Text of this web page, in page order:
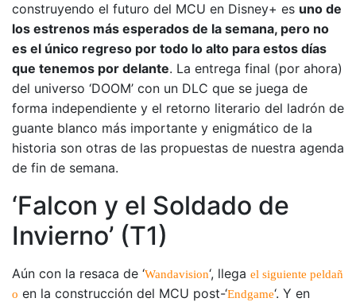
construyendo el futuro del MCU en Disney+ es uno de
los estrenos más esperados de la semana, pero no
es el único regreso por todo lo alto para estos días
que tenemos por delante. La entrega final (por ahora)
del universo ‘DOOM’ con un DLC que se juega de
forma independiente y el retorno literario del ladrón de
guante blanco más importante y enigmático de la
historia son otras de las propuestas de nuestra agenda
de fin de semana.
‘Falcon y el Soldado de
Invierno’ (T1)
Aún con la resaca de ‘Wandavision‘, llega el siguiente peldañ
o en la construcción del MCU post-‘Endgame‘. Y en